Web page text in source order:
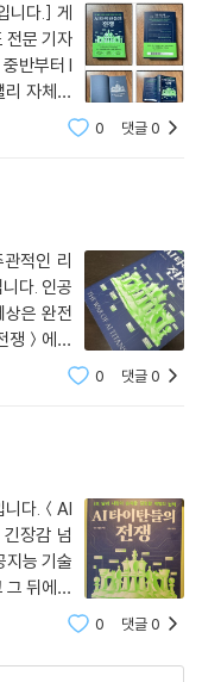
니다.] 게
전문 기자
반부터 I
자체에
본질은 스
거대 기
0 댓글0
적인 리
다. 인공
은 완전
＞에서
실리콘벨
제 인물
0 댓글0
다.＜AI
장감 넘
지능 기술
그 뒤에서
기 때문에
0 댓글0